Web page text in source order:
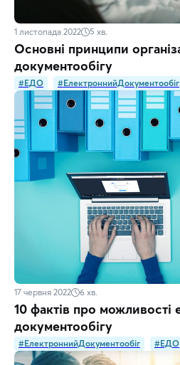
1 листопада 2022 5 хв.
Основні принципи
документообігу
#ЕДО #ЕлектроннийДокументообіг
17 червня 2022 6 хв.
10 фактів про можливості
документообігу
#ЕлектроннийДокументообіг #ЕДО